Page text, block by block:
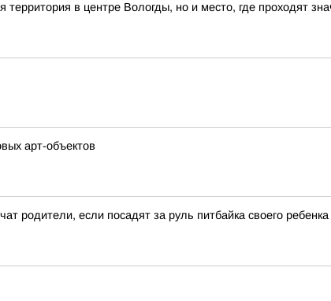
в центре Вологды, но и место, где проходят
арт-объектов
родители, если посадят за руль питбайка своего ребенка